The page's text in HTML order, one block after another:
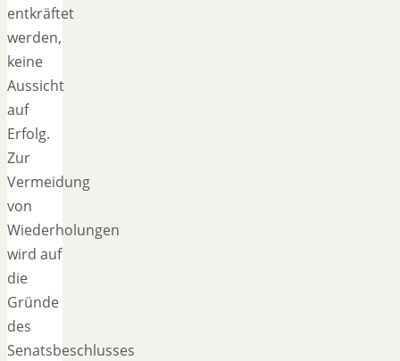
entkräftet
werden,
keine
Aussicht
auf
Erfolg.
Zur
Vermeidung
von
Wiederholungen
wird auf
die
Gründe
des
Senatsbeschlusses